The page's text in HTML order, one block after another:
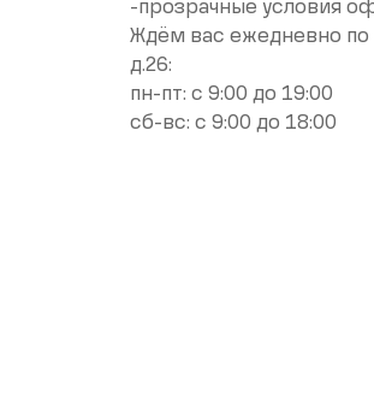
-прозрачные условия
Ждём вас ежедневно по
д.26:
пн-пт: с 9:00 до 19:00
сб-вс: с 9:00 до 18:00